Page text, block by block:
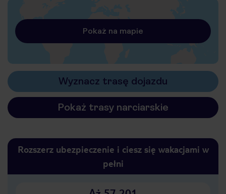
Pokaż na mapie
Wyznacz trasę dojazdu
Pokaż trasy narciarskie
Rozszerz ubezpieczenie i ciesz się wakacjami w
pełni